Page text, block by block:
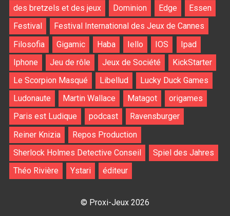
des bretzels et des jeux
Dominion Edge
Essen
Festival
Festival International des Jeux de Cannes
Filosofia
Gigamic Haba Iello IOS
Ipad
Iphone
Jeu de rôle Jeux de Société
KickStarter
Le Scorpion Masqué
Libellud
Lucky Duck Games
Ludonaute
Martin Wallace Matagot
origames
Paris est Ludique
podcast
Ravensburger
Reiner Knizia
Repos Production
Sherlock Holmes Detective Conseil
Spiel des Jahres
Théo Rivière
Ystari éditeur
© Proxi-Jeux 2026